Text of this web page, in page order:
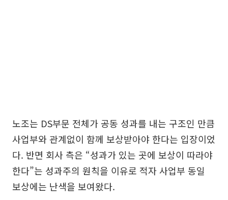
노조는 DS부문 전체가 공동 성과를 내는 구조인 만큼
사업부와 관계없이 함께 보상받아야 한다는 입장이었
다. 반면 회사 측은 “성과가 있는 곳에 보상이 따라야
한다”는 성과주의 원칙을 이유로 적자 사업부 동일
보상에는 난색을 보여왔다.